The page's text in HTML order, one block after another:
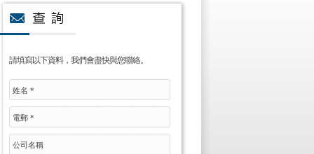
請填寫以下資料，我們會盡快與您聯絡。